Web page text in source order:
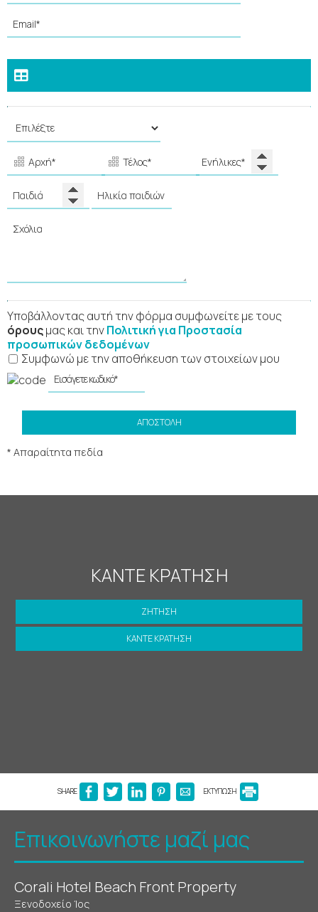
Υποβάλλοντας αυτή την φόρμα συμφωνείτε με τους
όρουςμας και τηνΠολιτική για Προστασία
προσωπικών δεδομένων
Συμφωνώ με την αποθήκευση των στοιχείων μου
ΑΠΟΣΤΟΛΉ
* Απαραίτητα πεδία
ΚΆΝΤΕ ΚΡΆΤΗΣΗ
ΖΉΤΗΣΗ
ΚΆΝΤΕ ΚΡΆΤΗΣΗ
SHARE ΕΚΤΥΠΩΣΗ
Επικοινωνήστε μαζί μας
Corali Hotel Beach Front Property
Ξενοδοχείο Ίος